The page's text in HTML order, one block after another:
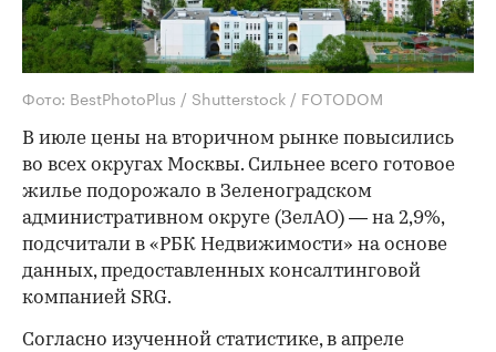
Фото: BestPhotoPlus / Shutterstock / FOTODOM
В июле цены на вторичном рынке повысились
во всех округах Москвы. Сильнее всего готовое
жилье подорожало в Зеленоградском
административном округе (ЗелАО) — на 2,9%,
подсчитали в «РБК Недвижимости» на основе
данных, предоставленных консалтинговой
компанией SRG.
Согласно изученной статистике, в апреле